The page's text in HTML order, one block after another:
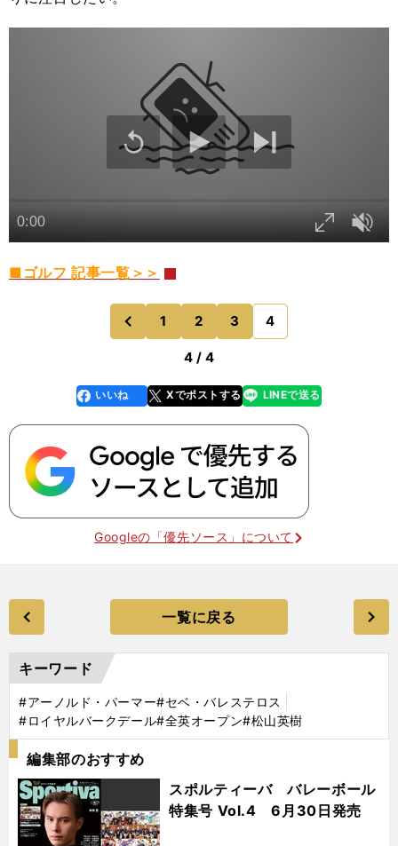
■ゴルフ 記事一覧＞＞
前
のページへ
1 2 3 4
4 / 4
faceboo
k
いいね Xでポストする
line LINEで送る
Googleの「優先ソース」について
一覧に戻る
キーワード
#アーノルド・パーマー#セベ・バレステロス
#ロイヤルバークデール#全英オープン#松山英樹
編集部のおすすめ
スポルティーバ バレーボール
特集号 Vol.4 6月30日発売